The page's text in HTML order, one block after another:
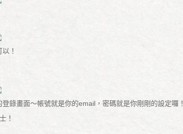
！
錄畫面～帳號就是你的email，密碼就是你剛剛的設定囉！
！